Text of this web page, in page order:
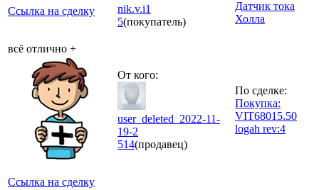
Ссылка на сделку
nik.v.i1
5(покупатель)
Датчик тока
Холла
всё отлично +
Ссылка на сделку
От кого:
user_deleted_2022-11-
19-2
514(продавец)
По сделке:
Покупка:
VIT68015.50
logah rev:4